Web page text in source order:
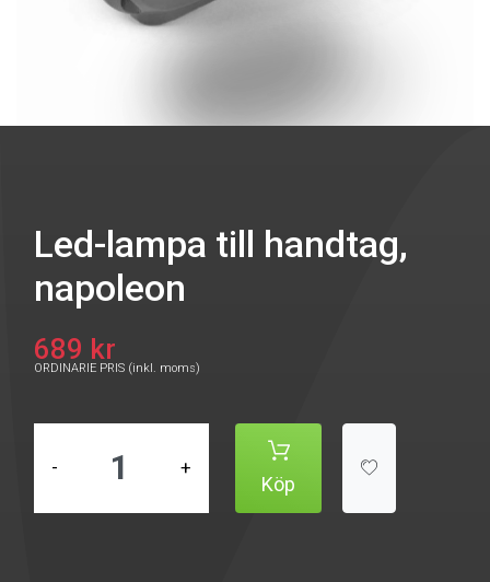
Led-lampa till handtag,
napoleon
689 kr
ORDINARIE PRIS (inkl. moms)
- +
Köp